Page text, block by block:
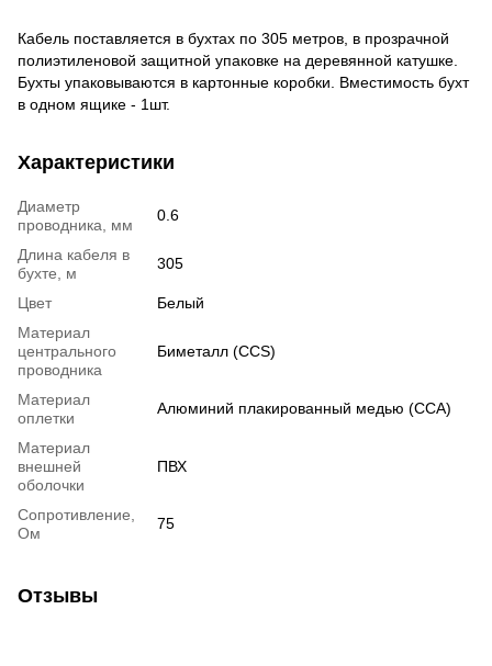
Кабель поставляется в бухтах по 305 метров, в прозрачной
полиэтиленовой защитной упаковке на деревянной катушке.
Бухты упаковываются в картонные коробки. Вместимость бухт
в одном ящике - 1шт.
Характеристики
Диаметр
проводника, мм
0.6
Длина кабеля в
бухте, м
305
Цвет
Белый
Материал
центрального
проводника
Биметалл (CCS)
Материал
оплетки
Алюминий плакированный медью (CCA)
Материал
внешней
оболочки
ПВХ
Сопротивление,
Ом
75
Отзывы